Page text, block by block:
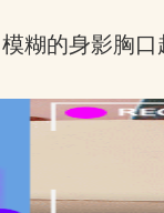
糊的身影胸口